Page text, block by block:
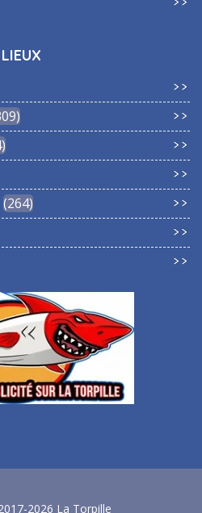
LIEUX
264
2026 La Torpille